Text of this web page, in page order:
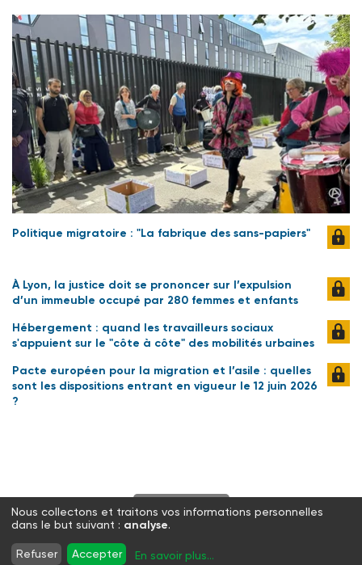
Politique migratoire : "La fabrique des sans-papiers"
À Lyon, la justice doit se prononcer sur l’expulsion
d’un immeuble occupé par 280 femmes et enfants
Hébergement : quand les travailleurs sociaux
s'appuient sur le "côte à côte" des mobilités urbaines
Pacte européen pour la migration et l’asile : quelles
sont les dispositions entrant en vigueur le 12 juin 2026
?
S'abonner
Twitter Facebook
WhatsApp
Nous collectons et traitons vos informations personnelles
dans le but suivant : analyse.
Refuser Accepter En savoir plus...